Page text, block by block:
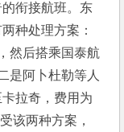
衔接航班。东
种处理方案：
然后搭乘国泰航
是阿卜杜勒等人
拉奇，费用为
该两种方案，